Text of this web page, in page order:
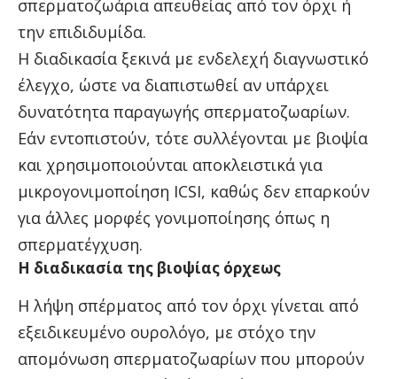
σπερματοζωάρια απευθείας από τον όρχι ή
την επιδιδυμίδα.
Η διαδικασία ξεκινά με ενδελεχή διαγνωστικό
έλεγχο, ώστε να διαπιστωθεί αν υπάρχει
δυνατότητα παραγωγής σπερματοζωαρίων.
Εάν εντοπιστούν, τότε συλλέγονται με βιοψία
και χρησιμοποιούνται αποκλειστικά για
μικρογονιμοποίηση ICSI, καθώς δεν επαρκούν
για άλλες μορφές γονιμοποίησης όπως η
σπερματέγχυση.
Η διαδικασία της βιοψίας όρχεως
Η λήψη σπέρματος από τον όρχι γίνεται από
εξειδικευμένο ουρολόγο, με στόχο την
απομόνωση σπερματοζωαρίων που μπορούν